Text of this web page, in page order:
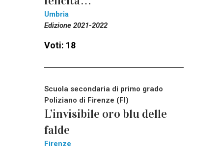
Umbria
Edizione 2021-2022
Voti: 18
Scuola secondaria di primo grado
Poliziano di Firenze (FI)
L’invisibile oro blu delle
falde
Firenze